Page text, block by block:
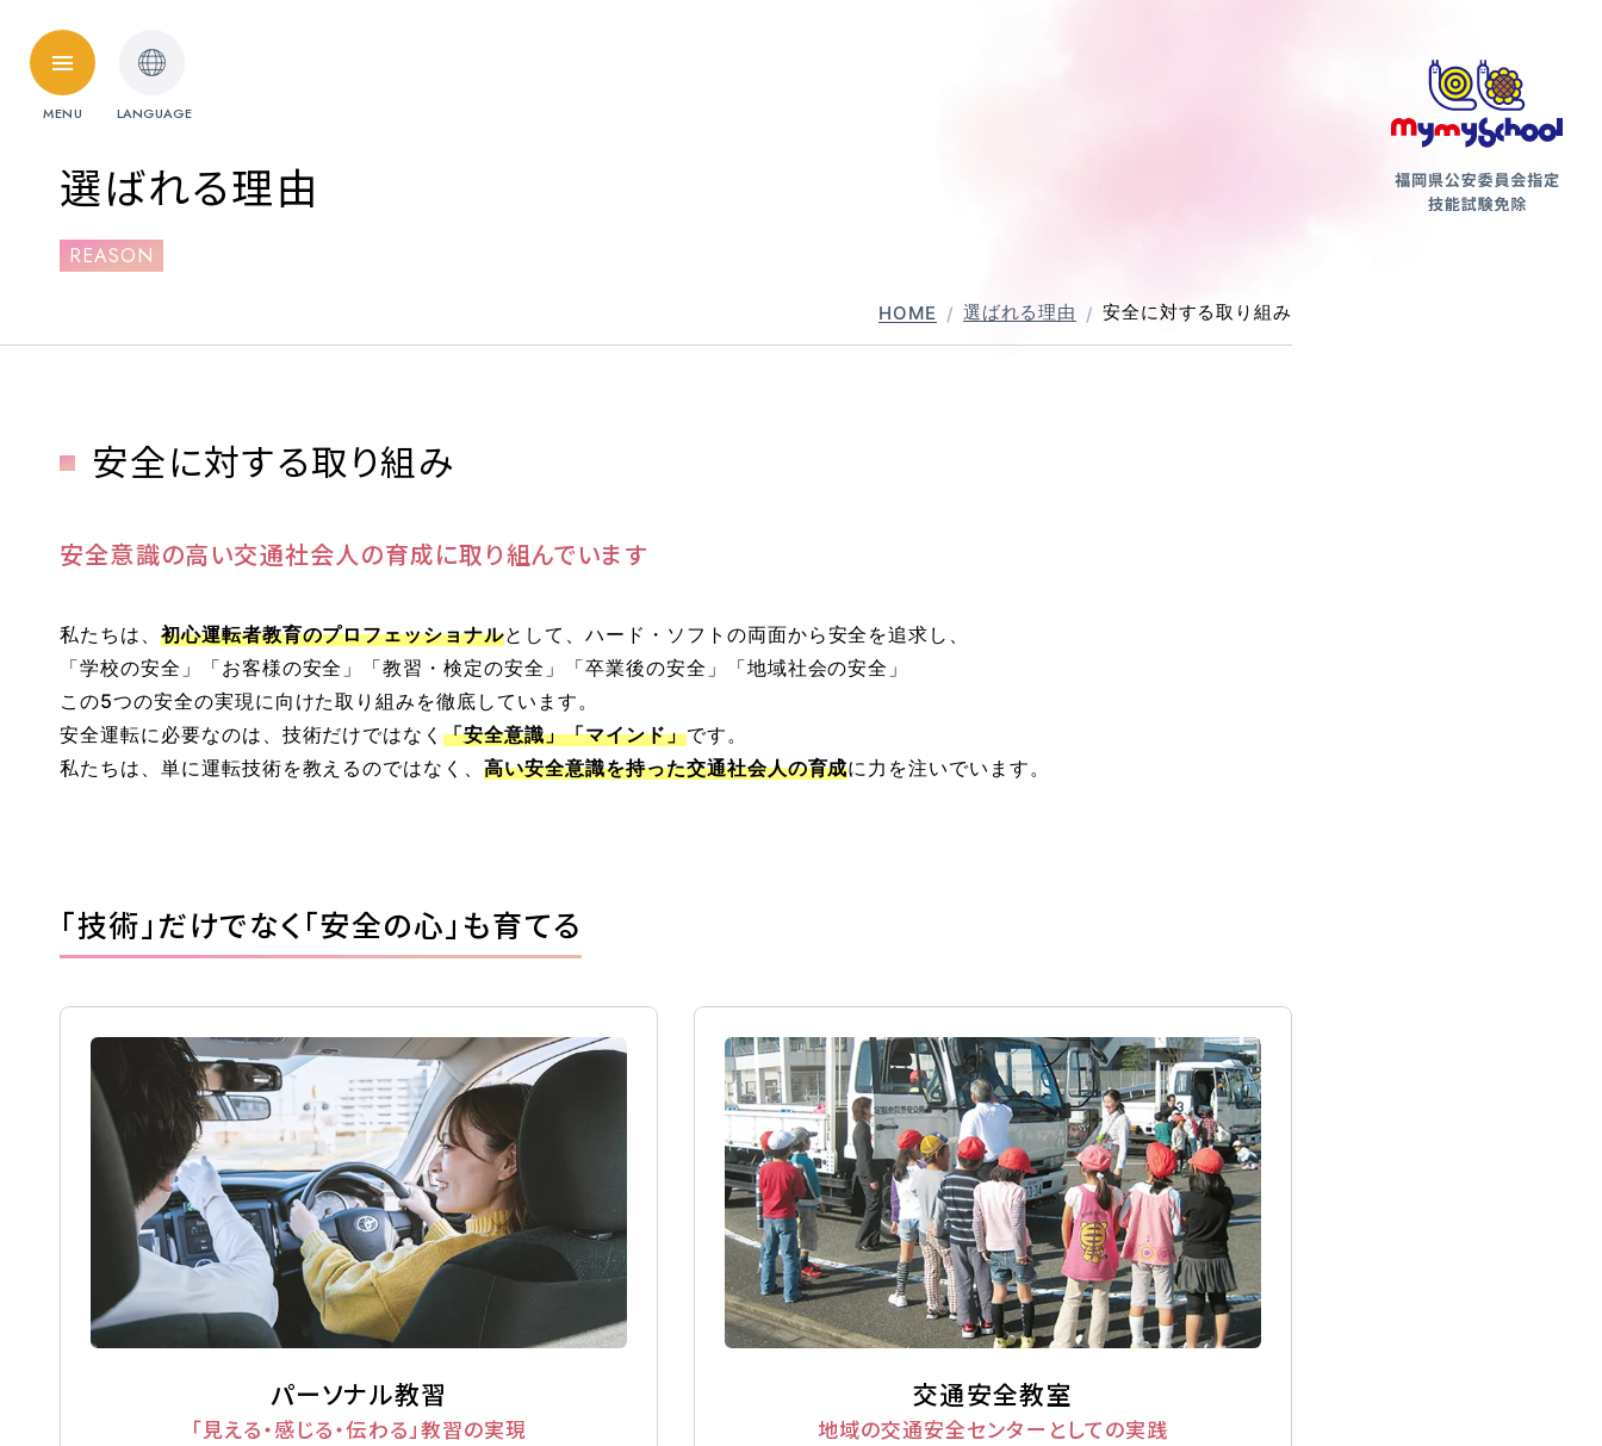
LANGUAGE
MENU
マイマイスクール笹丘
笹丘校ブログ 花畑校ブログ
教習中の方
スクールバスについて バスのり
会社概要 採用情報 お問い合わせ プライバシーポリシー
選ばれる理由
REASON
HOME 選ばれる理由 安全に対する取り組み
安全に対する取り組み
安全意識の高い交通社会⼈の育成に取り組んでいます
私たちは、 初心運転者教育のプロフェッショナルとして、ハード・ソフトの両面から安全を追求し、
「学校の安全」「お客様の安全」「教習・検定の安全」「卒業後の安全」「地域社会の安全」
この5つの安全の実現に向けた取り組みを徹底しています。
安全運転に必要なのは、技術だけではなく「安全意識」「マインド」です。
私たちは、単に運転技術を教えるのではなく、高い安全意識を持った交通社会人の育成に力を注いでいます。
「技術」だけでなく 「安全の心」も育てる
パーソナル教習
「見える・感じる・伝わる」教習の実現
交通安全教室
地域の交通安全センター としての実践